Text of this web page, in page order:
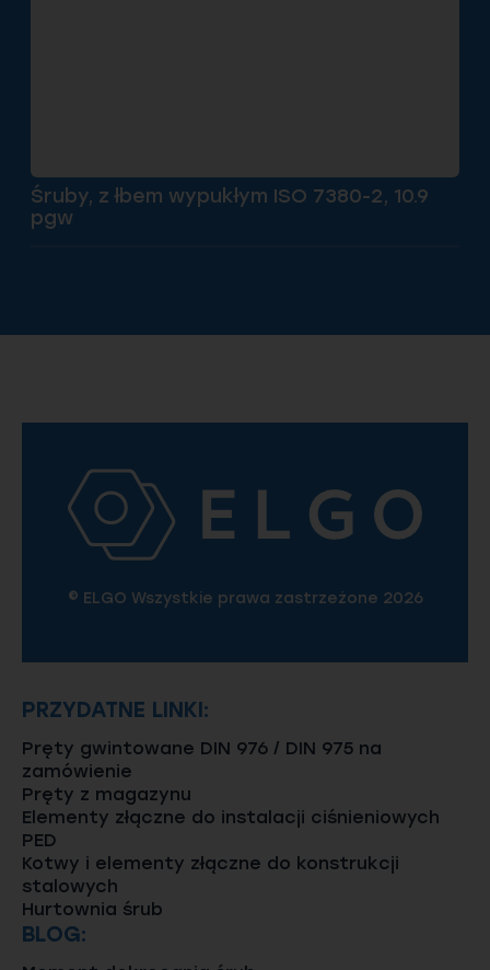
Śruby, z łbem wypukłym ISO 7380-2, 10.9
pgw
© ELGO Wszystkie prawa zastrzeżone 2026
PRZYDATNE LINKI:
Pręty gwintowane DIN 976 / DIN 975 na
zamówienie
Pręty z magazynu
Elementy złączne do instalacji ciśnieniowych
PED
Kotwy i elementy złączne do konstrukcji
stalowych
Hurtownia śrub
BLOG: